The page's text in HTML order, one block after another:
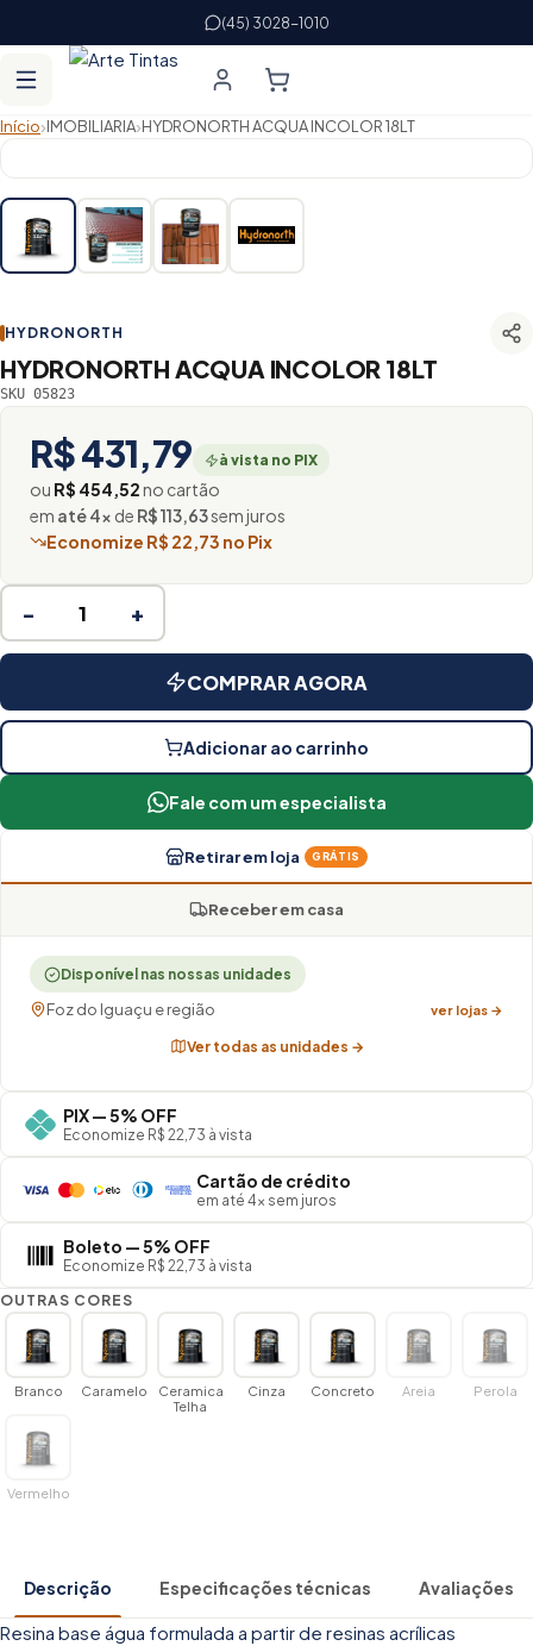
(45) 3028-1010
Início›IMOBILIARIA›HYDRONORTH ACQUA INCOLOR 18LT
HYDRONORTH
HYDRONORTH ACQUA INCOLOR 18LT
SKU 05823
R$ 431,79 à vista no PIX
ou R$ 454,52no cartão
em até 4× de R$ 113,63sem juros
Economize R$ 22,73 no Pix
− +
COMPRAR AGORA
Adicionar ao carrinho
Fale com um especialista
Retirar em loja GRÁTIS
Receber em casa
Disponível nas nossas unidades
Foz do Iguaçu e região ver lojas →
Ver todas as unidades →
PIX — 5% OFF
Economize R$ 22,73 à vista
Cartão de crédito
em até 4× sem juros
Boleto — 5% OFF
Economize R$ 22,73 à vista
OUTRAS CORES
Branco Caramelo
Ceramica
Telha
Cinza Concreto Areia Perola
Vermelho
Descrição Especificações técnicas Avaliações
Resina base água formulada a partir de resinas acrílicas